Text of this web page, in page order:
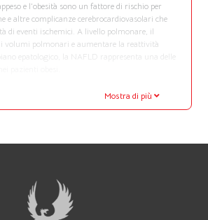
Mostra di più
e l’obesità sono un fattore di rischio per
e altre complicanze cerebrocardiovasolari che
di eventi ischemici. A livello polmonare, il
volumi polmonari e aumentare la reattività
epatologico, la NAFLD rappresenta una delle